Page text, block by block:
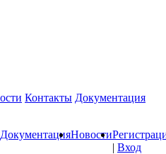
Контакты Документация
ДокументацияНовости
| Вход